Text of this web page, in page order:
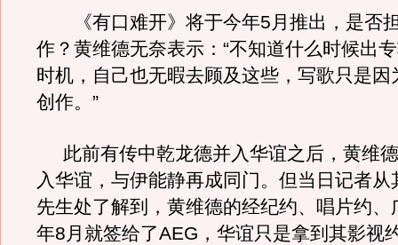
《有口难开》将于今年5月推出，是否
作？黄维德无奈表示：“不知道什么时候出
时机，自己也无暇去顾及这些，写歌只是因
创作。”
此前有传中乾龙德并入华谊之后，黄维
入华谊，与伊能静再成同门。但当日记者从
先生处了解到，黄维德的经纪约、唱片约、
年8月就签给了AEG，华谊只是拿到其影视